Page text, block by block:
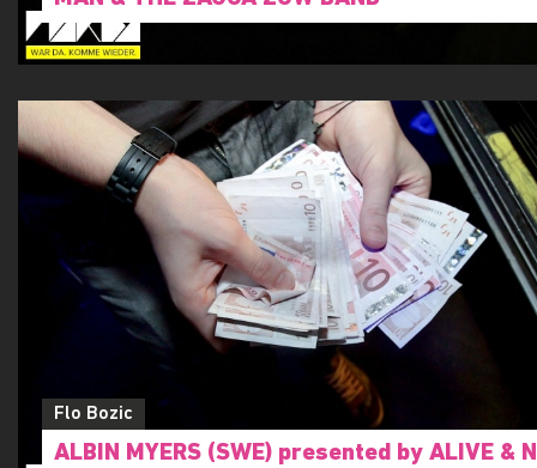
Flo Bozic
ALBIN MYERS (SWE) presented by ALIVE &